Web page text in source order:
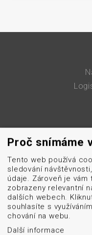
Proč snímáme
Tento web používá
sledování
údaje. Zároveň je vám
zobrazeny relevantní
dalších webech.
souhlasíte s
chování na webu.
Další informace